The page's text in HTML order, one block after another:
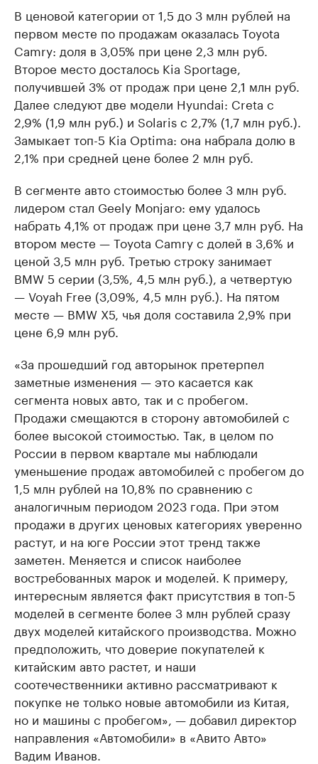
В ценовой категории от 1,5 до 3 млн рублей на
первом месте по продажам оказалась Toyota
Camry: доля в 3,05% при цене 2,3 млн руб.
Второе место досталось Kia Sportage,
получившей 3% от продаж при цене 2,1 млн руб.
Далее следуют две модели Hyundai: Creta с
2,9% (1,9 млн руб.) и Solaris с 2,7% (1,7 млн руб.).
Замыкает топ-5 Kia Optima: она набрала долю в
2,1% при средней цене более 2 млн руб.
В сегменте авто стоимостью более 3 млн руб.
лидером стал Geely Monjaro: ему удалось
набрать 4,1% от продаж при цене 3,7 млн руб. На
втором месте — Toyota Camry с долей в 3,6% и
ценой 3,5 млн руб. Третью строку занимает
BMW 5 серии (3,5%, 4,5 млн руб.), а четвертую
— Voyah Free (3,09%, 4,5 млн руб.). На пятом
месте — BMW X5, чья доля составила 2,9% при
цене 6,9 млн руб.
«За прошедший год авторынок претерпел
заметные изменения — это касается как
сегмента новых авто, так и с пробегом.
Продажи смещаются в сторону автомобилей с
более высокой стоимостью. Так, в целом по
России в первом квартале мы наблюдали
уменьшение продаж автомобилей с пробегом до
1,5 млн рублей на 10,8% по сравнению с
аналогичным периодом 2023 года. При этом
продажи в других ценовых категориях уверенно
растут, и на юге России этот тренд также
заметен. Меняется и список наиболее
востребованных марок и моделей. К примеру,
интересным является факт присутствия в топ-5
моделей в сегменте более 3 млн рублей сразу
двух моделей китайского производства. Можно
предположить, что доверие покупателей к
китайским авто растет, и наши
соотечественники активно рассматривают к
покупке не только новые автомобили из Китая,
но и машины с пробегом», — добавил директор
направления «Автомобили» в «Авито Авто»
Вадим Иванов.